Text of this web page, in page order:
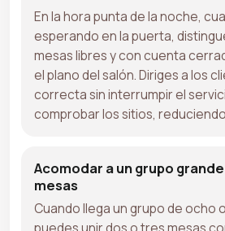
En la hora punta de la noche,
esperando en la puerta,
mesas libres y con cuenta
el plano del salón. Diriges a los
correcta sin interrumpir el
comprobar los sitios,
Acomodar a un grupo
mesas
Cuando llega un grupo de ocho